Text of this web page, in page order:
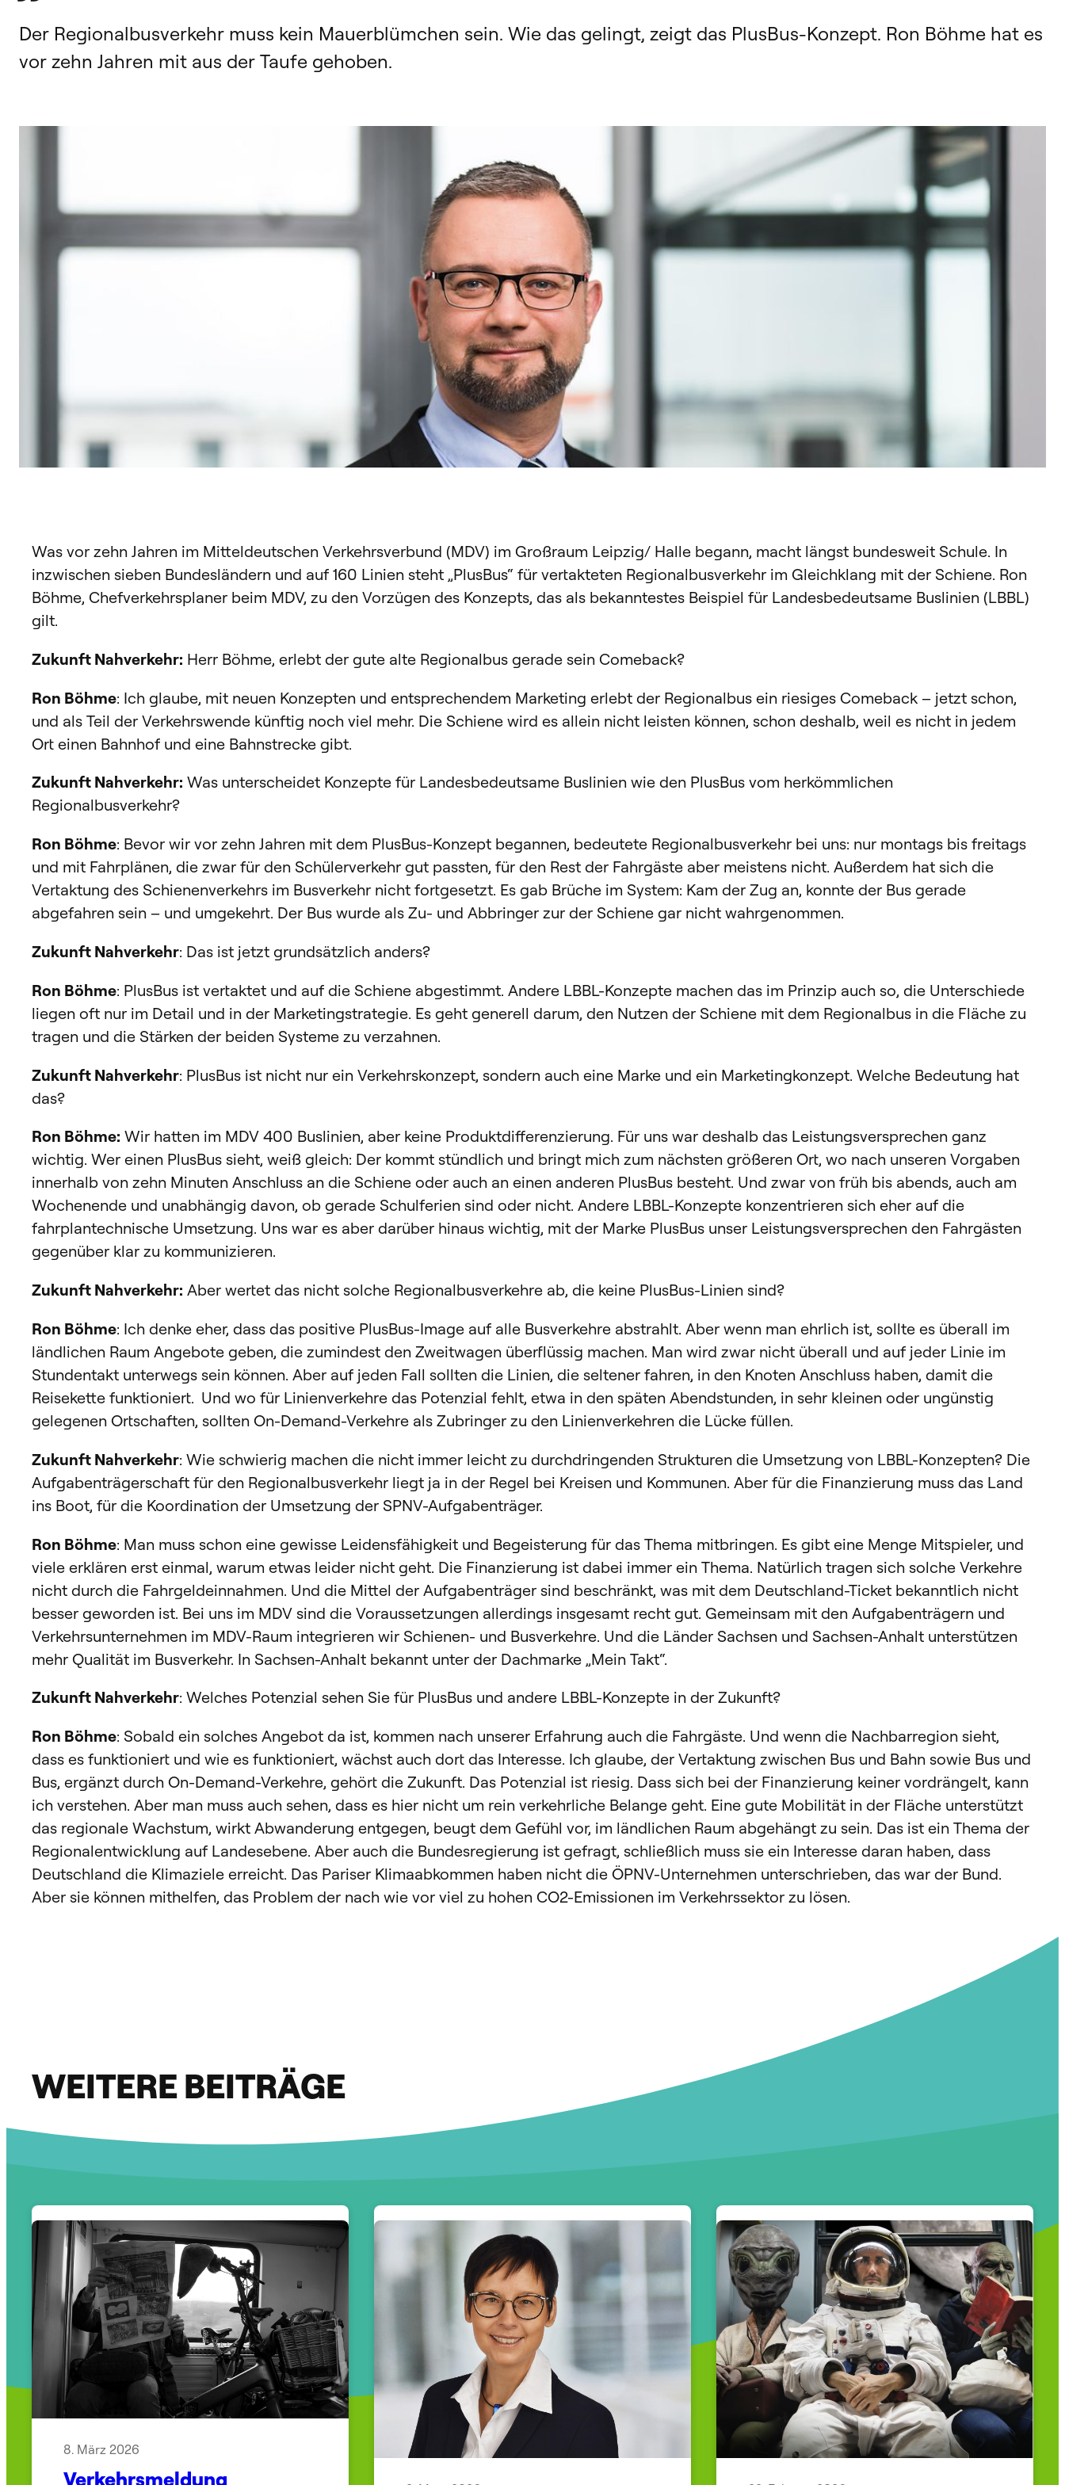
Der Regionalbusverkehr muss kein Mauerblümchen sein. Wie das gelingt, zeigt das PlusBus-Konzept. Ron Böhme hat es
vor zehn Jahren mit aus der Taufe gehoben.
Was vor zehn Jahren im Mitteldeutschen Verkehrsverbund (MDV) im Großraum Leipzig/ Halle begann, macht längst bundesweit Schule. In
inzwischen sieben Bundesländern und auf 160 Linien steht „PlusBus“ für vertakteten Regionalbusverkehr im Gleichklang mit der Schiene. Ron
Böhme, Chefverkehrsplaner beim MDV, zu den Vorzügen des Konzepts, das als bekanntestes Beispiel für Landesbedeutsame Buslinien (LBBL)
gilt.
Zukunft Nahverkehr: Herr Böhme, erlebt der gute alte Regionalbus gerade sein Comeback?
Ron Böhme: Ich glaube, mit neuen Konzepten und entsprechendem Marketing erlebt der Regionalbus ein riesiges Comeback – jetzt schon,
und als Teil der Verkehrswende künftig noch viel mehr. Die Schiene wird es allein nicht leisten können, schon deshalb, weil es nicht in jedem
Ort einen Bahnhof und eine Bahnstrecke gibt.
Zukunft Nahverkehr: Was unterscheidet Konzepte für Landesbedeutsame Buslinien wie den PlusBus vom herkömmlichen
Regionalbusverkehr?
Ron Böhme: Bevor wir vor zehn Jahren mit dem PlusBus-Konzept begannen, bedeutete Regionalbusverkehr bei uns: nur montags bis freitags
und mit Fahrplänen, die zwar für den Schülerverkehr gut passten, für den Rest der Fahrgäste aber meistens nicht. Außerdem hat sich die
Vertaktung des Schienenverkehrs im Busverkehr nicht fortgesetzt. Es gab Brüche im System: Kam der Zug an, konnte der Bus gerade
abgefahren sein – und umgekehrt. Der Bus wurde als Zu- und Abbringer zur der Schiene gar nicht wahrgenommen.
Zukunft Nahverkehr: Das ist jetzt grundsätzlich anders?
Ron Böhme: PlusBus ist vertaktet und auf die Schiene abgestimmt. Andere LBBL-Konzepte machen das im Prinzip auch so, die Unterschiede
liegen oft nur im Detail und in der Marketingstrategie. Es geht generell darum, den Nutzen der Schiene mit dem Regionalbus in die Fläche zu
tragen und die Stärken der beiden Systeme zu verzahnen.
Zukunft Nahverkehr: PlusBus ist nicht nur ein Verkehrskonzept, sondern auch eine Marke und ein Marketingkonzept. Welche Bedeutung hat
das?
Ron Böhme: Wir hatten im MDV 400 Buslinien, aber keine Produktdifferenzierung. Für uns war deshalb das Leistungsversprechen ganz
wichtig. Wer einen PlusBus sieht, weiß gleich: Der kommt stündlich und bringt mich zum nächsten größeren Ort, wo nach unseren Vorgaben
innerhalb von zehn Minuten Anschluss an die Schiene oder auch an einen anderen PlusBus besteht. Und zwar von früh bis abends, auch am
Wochenende und unabhängig davon, ob gerade Schulferien sind oder nicht. Andere LBBL-Konzepte konzentrieren sich eher auf die
fahrplantechnische Umsetzung. Uns war es aber darüber hinaus wichtig, mit der Marke PlusBus unser Leistungsversprechen den Fahrgästen
gegenüber klar zu kommunizieren.
Zukunft Nahverkehr: Aber wertet das nicht solche Regionalbusverkehre ab, die keine PlusBus-Linien sind?
Ron Böhme: Ich denke eher, dass das positive PlusBus-Image auf alle Busverkehre abstrahlt. Aber wenn man ehrlich ist, sollte es überall im
ländlichen Raum Angebote geben, die zumindest den Zweitwagen überflüssig machen. Man wird zwar nicht überall und auf jeder Linie im
Stundentakt unterwegs sein können. Aber auf jeden Fall sollten die Linien, die seltener fahren, in den Knoten Anschluss haben, damit die
Reisekette funktioniert. Und wo für Linienverkehre das Potenzial fehlt, etwa in den späten Abendstunden, in sehr kleinen oder ungünstig
gelegenen Ortschaften, sollten On-Demand-Verkehre als Zubringer zu den Linienverkehren die Lücke füllen.
Zukunft Nahverkehr: Wie schwierig machen die nicht immer leicht zu durchdringenden Strukturen die Umsetzung von LBBL-Konzepten? Die
Aufgabenträgerschaft für den Regionalbusverkehr liegt ja in der Regel bei Kreisen und Kommunen. Aber für die Finanzierung muss das Land
ins Boot, für die Koordination der Umsetzung der SPNV-Aufgabenträger.
Ron Böhme: Man muss schon eine gewisse Leidensfähigkeit und Begeisterung für das Thema mitbringen. Es gibt eine Menge Mitspieler, und
viele erklären erst einmal, warum etwas leider nicht geht. Die Finanzierung ist dabei immer ein Thema. Natürlich tragen sich solche Verkehre
nicht durch die Fahrgeldeinnahmen. Und die Mittel der Aufgabenträger sind beschränkt, was mit dem Deutschland-Ticket bekanntlich nicht
besser geworden ist. Bei uns im MDV sind die Voraussetzungen allerdings insgesamt recht gut. Gemeinsam mit den Aufgabenträgern und
Verkehrsunternehmen im MDV-Raum integrieren wir Schienen- und Busverkehre. Und die Länder Sachsen und Sachsen-Anhalt unterstützen
mehr Qualität im Busverkehr. In Sachsen-Anhalt bekannt unter der Dachmarke „Mein Takt“.
Zukunft Nahverkehr: Welches Potenzial sehen Sie für PlusBus und andere LBBL-Konzepte in der Zukunft?
Ron Böhme: Sobald ein solches Angebot da ist, kommen nach unserer Erfahrung auch die Fahrgäste. Und wenn die Nachbarregion sieht,
dass es funktioniert und wie es funktioniert, wächst auch dort das Interesse. Ich glaube, der Vertaktung zwischen Bus und Bahn sowie Bus und
Bus, ergänzt durch On-Demand-Verkehre, gehört die Zukunft. Das Potenzial ist riesig. Dass sich bei der Finanzierung keiner vordrängelt, kann
ich verstehen. Aber man muss auch sehen, dass es hier nicht um rein verkehrliche Belange geht. Eine gute Mobilität in der Fläche unterstützt
das regionale Wachstum, wirkt Abwanderung entgegen, beugt dem Gefühl vor, im ländlichen Raum abgehängt zu sein. Das ist ein Thema der
Regionalentwicklung auf Landesebene. Aber auch die Bundesregierung ist gefragt, schließlich muss sie ein Interesse daran haben, dass
Deutschland die Klimaziele erreicht. Das Pariser Klimaabkommen haben nicht die ÖPNV-Unternehmen unterschrieben, das war der Bund.
Aber sie können mithelfen, das Problem der nach wie vor viel zu hohen CO2-Emissionen im Verkehrssektor zu lösen.
WEITERE BEITRÄGE
8. März 2026
Verkehrsmeldung